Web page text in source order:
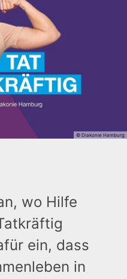
© Diakonie Hamburg
wo Hilfe
ein, dass
in